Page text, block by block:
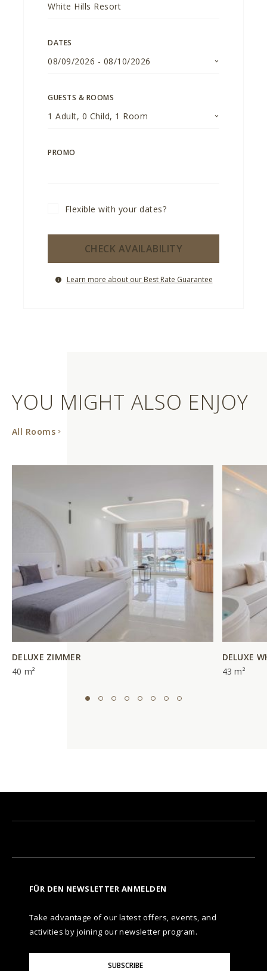
DATES
08/09/2026 - 08/10/2026
GUESTS & ROOMS
1 Adult, 0 Child, 1 Room
PROMO
Flexible with your dates?
CHECK AVAILABILITY
Learn more about our Best Rate Guarantee
YOU MIGHT ALSO ENJOY
All Rooms
DELUXE ZIMMER
40 m²
DELUXE
43 m²
FÜR DEN NEWSLETTER ANMELDEN
Take advantage of our latest offers, events, and
activities by joining our newsletter program.
SUBSCRIBE